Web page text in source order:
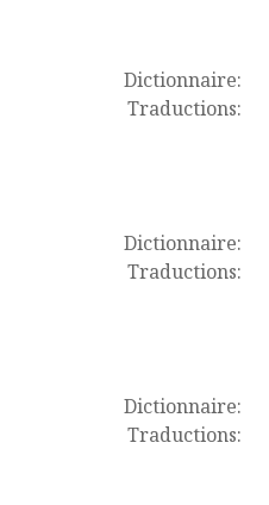
Dictionnaire:
Traductions:
Dictionnaire:
Traductions:
Dictionnaire:
Traductions: